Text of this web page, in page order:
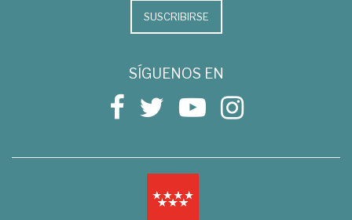
SUSCRIBIRSE
SÍGUENOS EN